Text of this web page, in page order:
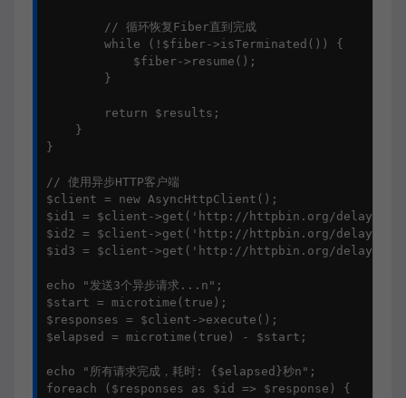
        // 循环恢复Fiber直到完成
        while (!$fiber->isTerminated()) {
            $fiber->resume();
        }
        return $results;
    }
}
// 使用异步HTTP客户端
$client = new AsyncHttpClient();
$id1 = $client->get('http://httpbin.org/delay/
$id2 = $client->get('http://httpbin.org/delay/
$id3 = $client->get('http://httpbin.org/delay/
echo "发送3个异步请求...n";
$start = microtime(true);
$responses = $client->execute();
$elapsed = microtime(true) - $start;
echo "所有请求完成，耗时: {$elapsed}秒n";
foreach ($responses as $id => $response) {